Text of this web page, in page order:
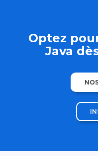
Optez
Java